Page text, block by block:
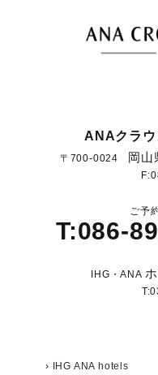
ANAクラウ
〒700-0024 岡
ご予
T:086-
IHG・ANA
› IHG ANA hotels